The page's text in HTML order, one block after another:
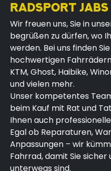
RADSPORT
Wir freuen uns, Sie in
begrüßen zu dürfen, wo
werden. Bei uns finden
hochwertigen
KTM, Ghost, Haibike,
und vielen mehr.
Unser kompetentes
beim Kauf mit Rat und
Ihnen auch
Egal ob Reparaturen,
Anpassungen – wir
Fahrrad, damit Sie
unterwegs sind.